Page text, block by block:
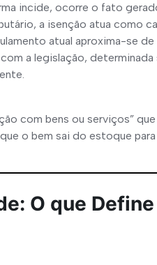
incide, ocorre o fato
a isenção atua como
atual aproxima-se de
a legislação,
com bens ou serviços”
o bem sai do estoque
O que